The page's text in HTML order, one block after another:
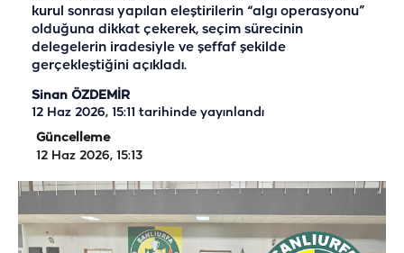
kurul sonrası yapılan eleştirilerin “algı operasyonu”
olduğuna dikkat çekerek, seçim sürecinin
delegelerin iradesiyle ve şeffaf şekilde
gerçekleştiğini açıkladı.
Sinan ÖZDEMİR
12 Haz 2026, 15:11 tarihinde yayınlandı
Güncelleme
12 Haz 2026, 15:13